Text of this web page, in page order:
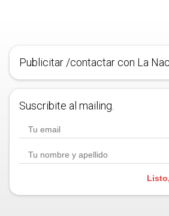
Publicitar /contactar con La
Suscribite al mailing.